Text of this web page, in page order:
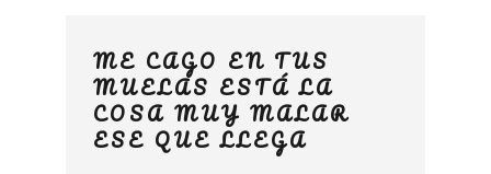
ME CAGO EN TUS
MUELAS ESTÁ LA
COSA MUY MALAR
ESE QUE LLEGA